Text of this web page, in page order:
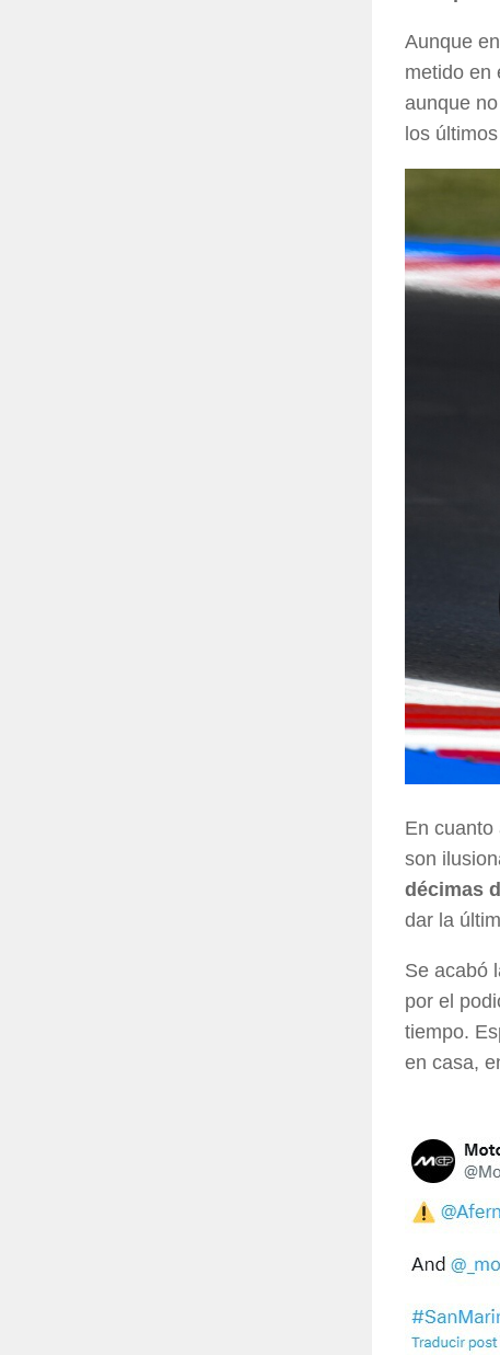
Aunque
metido en
aunque
los
En cuanto
son
décimas
dar la
Se acabó
por el
tiempo.
en casa,